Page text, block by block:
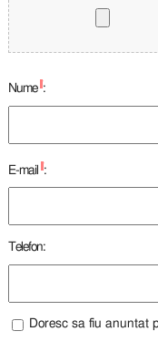
Nume :
E-mail :
Telefon:
Doresc sa fiu anuntat